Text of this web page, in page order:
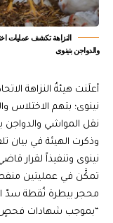
النزاهة تكشف عمليات
والدواجن بنينوى
أعلَنت هيئةُ النزاهة
نينوى؛ بتهم الاختلاس
نقل المواشي والدواجن
وذكرت الهيئة في بيان
نينوى وتنفيذاً لقرار
تمكَّن في عمليتين
محجر بيطرة نُقطة سدّ
“بموجب شهادات فحصٍ